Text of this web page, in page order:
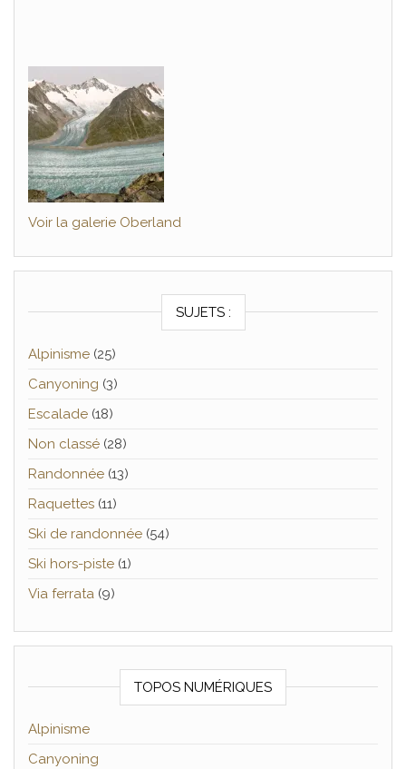
Voir la galerie Oberland
SUJETS :
Alpinisme (25)
Canyoning (3)
Escalade (18)
Non classé (28)
Randonnée (13)
Raquettes (11)
Ski de randonnée (54)
Ski hors-piste (1)
Via ferrata (9)
TOPOS NUMÉRIQUES
Alpinisme
Canyoning